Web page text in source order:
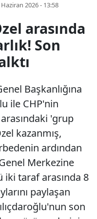
Haziran 2026 - 13:58
arasında
Son
Başkanlığına
ile CHP'nin
'grup
kazanmış,
ardından
Merkezine
taraf arasında 8
paylaşan
son